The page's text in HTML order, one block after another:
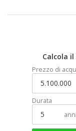
Calcola
Prezzo di
Durata
anni